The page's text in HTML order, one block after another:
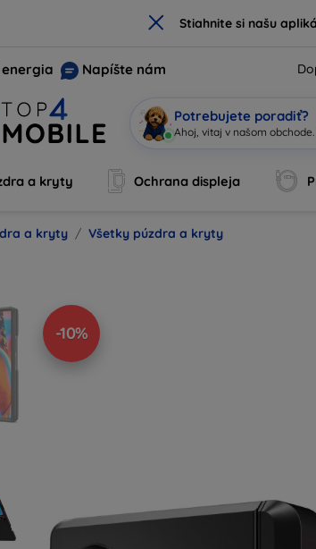
× Stiahnite si našu
Napíšte nám
Potrebujete poradiť?
|
a kryty Ochrana displeja
a kryty Všetky púzdra a kryty
-10%